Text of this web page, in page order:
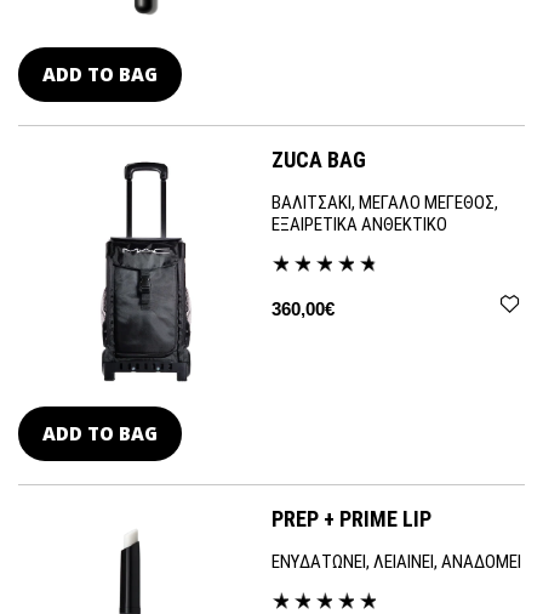
ADD TO BAG
ZUCA BAG
ΒΑΛΙΤΣΑΚΙ, ΜΕΓΑΛΟ ΜΕΓΕΘΟΣ,
ΕΞΑΙΡΕΤΙΚΑ ΑΝΘΕΚΤΙΚΟ
360,00€
ADD TO BAG
PREP + PRIME LIP
ΕΝΥΔΑΤΩΝΕΙ, ΛΕΙΑΙΝΕΙ, ΑΝΑΔΟΜΕΙ